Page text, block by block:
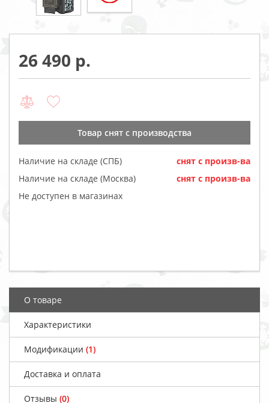
26 490
Товар cнят с производства
Наличие на складе (СПБ)
cнят с произв-ва
Наличие на складе (Москва)
cнят с произв-ва
Не доступен в магазинах
О товаре
Характеристики
Модификации (1)
Доставка и оплата
Отзывы (0)